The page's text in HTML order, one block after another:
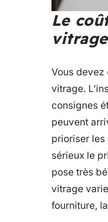
Le
vitrage
Vous devez
vitrage.
consignes
peuvent
prioriser les
sérieux le
pose très
vitrage
fourniture,